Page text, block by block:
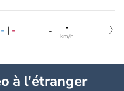
- | - - -
km/h
à l'étranger